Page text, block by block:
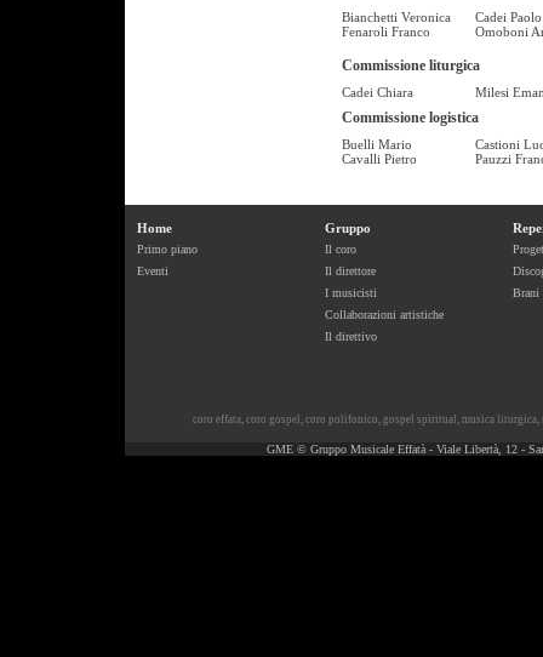
Bianchetti Veronica
Cadei Paolo
Fenaroli Franco
Omoboni
Commissione liturgica
Cadei Chiara Milesi
Commissione logistica
Buelli Mario
Castioni
Cavalli Pietro
Pauzzi
Home
Primo piano
Eventi
Gruppo
Il coro
Il direttore
I musicisti
Collaborazioni artistiche
Il direttivo
Brani
coro effata, coro gospel , coro polifonico, gospel spiritual , musica liturgica,
GME © Gruppo Musicale Effatà - Viale Libertà, 12 -